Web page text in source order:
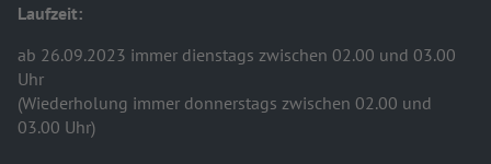
Laufzeit:
ab 26.09.2023 immer dienstags zwischen 02.00 und 03.00
Uhr
(Wiederholung immer donnerstags zwischen 02.00 und
03.00 Uhr)